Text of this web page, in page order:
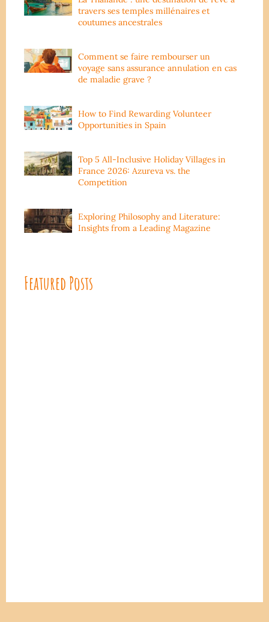
travers ses temples millénaires et
coutumes ancestrales
Comment se faire rembourser un
voyage sans assurance annulation en cas
de maladie grave ?
How to Find Rewarding Volunteer
Opportunities in Spain
Top 5 All-Inclusive Holiday Villages in
France 2026: Azureva vs. the
Competition
Exploring Philosophy and Literature:
Insights from a Leading Magazine
Featured Posts